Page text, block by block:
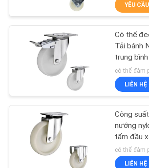
QUAN
SOÁT
CHẤT
LƯỢNG
Bánh xe hạng
YÊU
Có thể
Tải bánh
trung bình
LIÊN HỆ
Công
nướng
tấm đầu
LIÊN HỆ